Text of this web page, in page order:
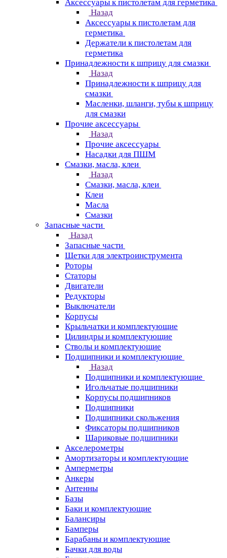
Аксессуары к пистолетам для герметика
Назад
Аксессуары к пистолетам для
герметика
Держатели к пистолетам для
герметика
Принадлежности к шприцу для смазки
Назад
Принадлежности к шприцу для
смазки
Масленки, шланги, тубы к шприцу
для смазки
Прочие аксессуары
Назад
Прочие аксессуары
Насадки для ПШМ
Смазки, масла, клеи
Назад
Смазки, масла, клеи
Клеи
Масла
Смазки
Запасные части
Назад
Запасные части
Щетки для электроинструмента
Роторы
Статоры
Двигатели
Редукторы
Выключатели
Корпусы
Крыльчатки и комплектующие
Цилиндры и комплектующие
Стволы и комплектующие
Подшипники и комплектующие
Назад
Подшипники и комплектующие
Игольчатые подшипники
Корпусы подшипников
Подшипники
Подшипники скольжения
Фиксаторы подшипников
Шариковые подшипники
Акселерометры
Амортизаторы и комплектующие
Амперметры
Анкеры
Антенны
Базы
Баки и комплектующие
Балансиры
Бамперы
Барабаны и комплектующие
Бачки для воды